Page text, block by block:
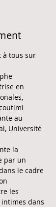
à tous sur
en
au
Université
la
par un
le cadre
les
dans